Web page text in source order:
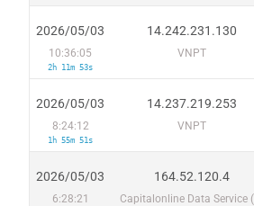
2026/05/03
10:36:05
2h 11m 53s
14.242.231.130
VNPT
2026/05/03
8:24:12
1h 55m 51s
14.237.219.253
VNPT
2026/05/03
6:28:21
164.52.120.4